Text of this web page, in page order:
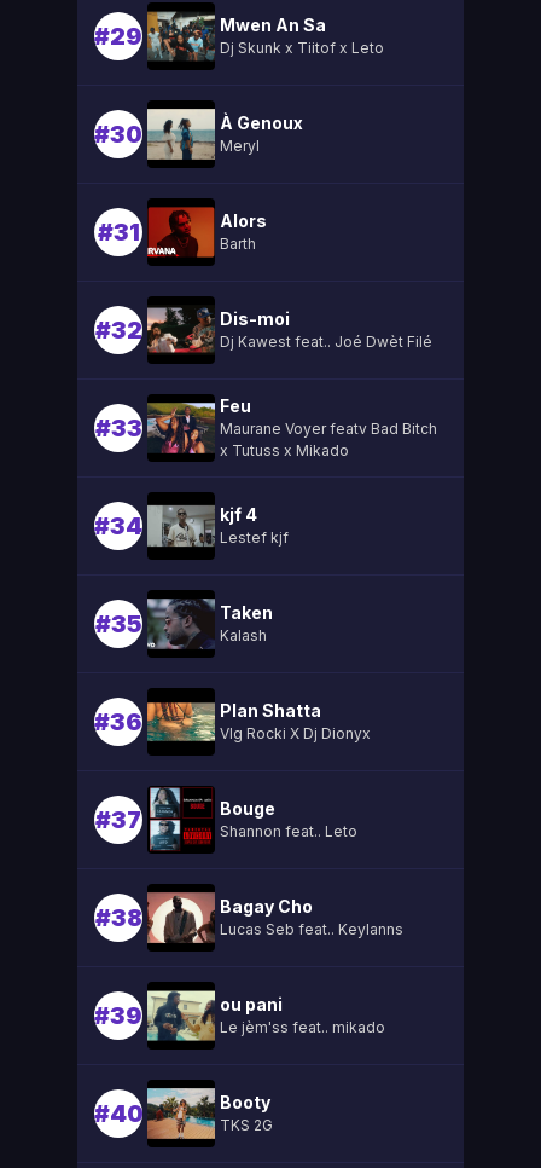
#29 Mwen An Sa
Dj Skunk x Tiitof x Leto
#30 À Genoux
Meryl
#31 Alors
Barth
#32 Dis-moi
Dj Kawest feat.. Joé Dwèt Filé
#33
Feu
Maurane Voyer featv Bad Bitch
x Tutuss x Mikado
#34 kjf 4
Lestef kjf
#35 Taken
Kalash
#36 Plan Shatta
Vlg Rocki X Dj Dionyx
#37 Bouge
Shannon feat.. Leto
#38 Bagay Cho
Lucas Seb feat.. Keylanns
#39 ou pani
Le jèm'ss feat.. mikado
#40 Booty
TKS 2G